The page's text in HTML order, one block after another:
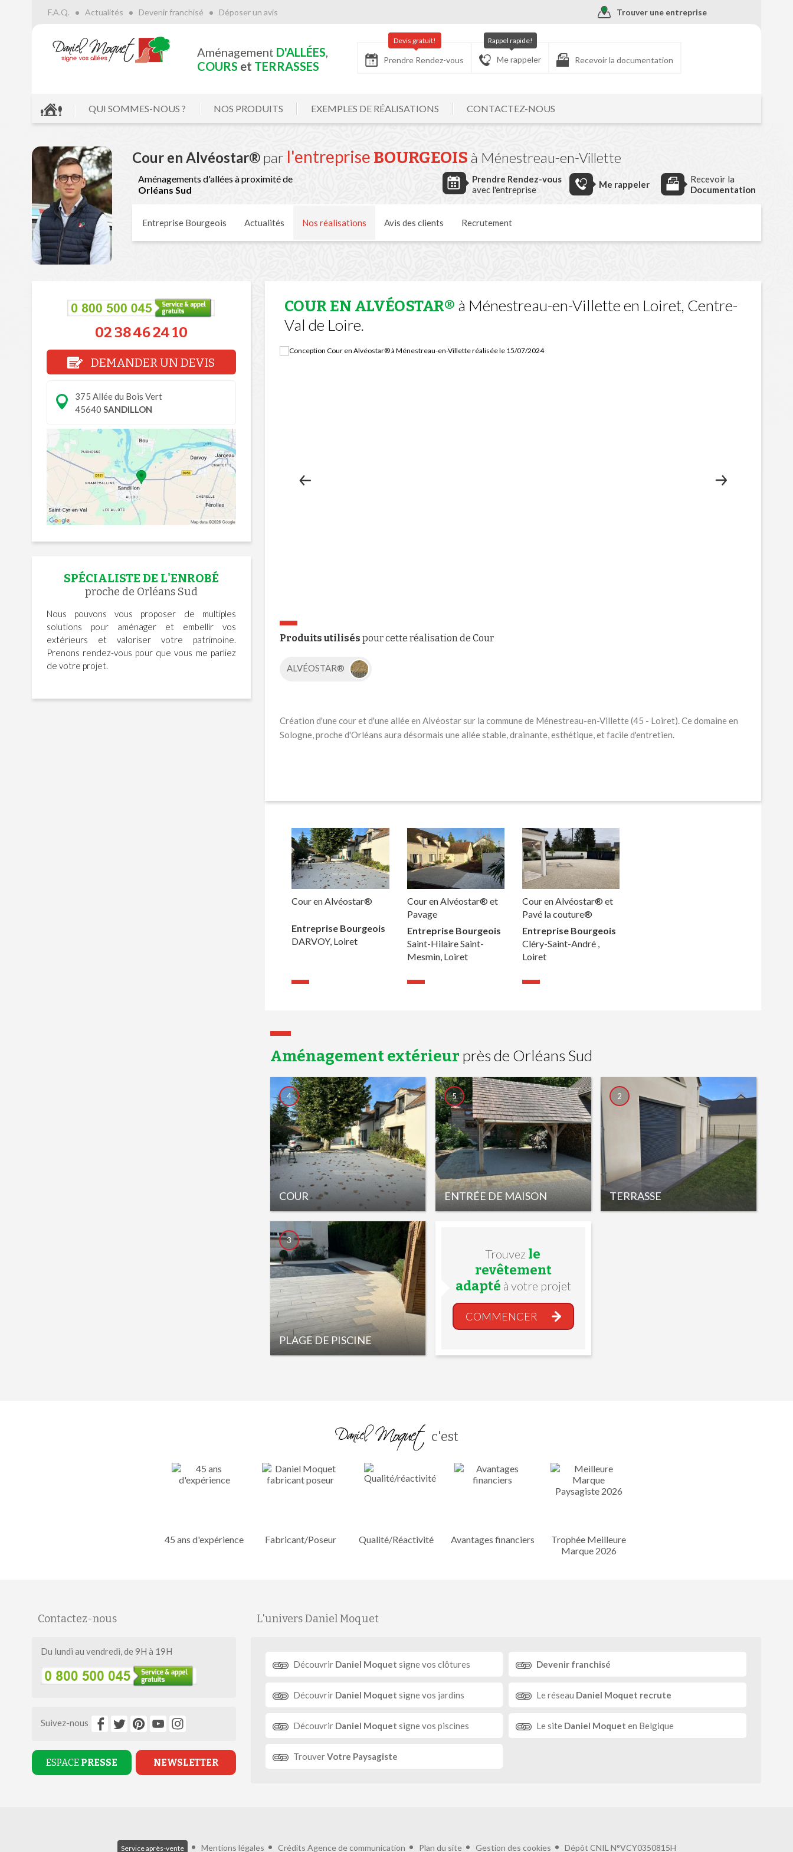
Trouver une entreprise
F.A.Q. Actualités Devenir franchisé Déposer un avis
Aménagement D'ALLÉES,
COURS et TERRASSES Prendre Rendez-vous
Devis gratuit!
Me rappeler
Rappel rapide!
Recevoir la documentation
QUI SOMMES-NOUS ? NOS PRODUITS EXEMPLES DE RÉALISATIONS CONTACTEZ-NOUS
Cour en Alvéostar®par l'entreprise BOURGEOIS à Ménestreau-en-Villette
Aménagements d'allées à proximité de
Orléans Sud
Prendre Rendez-vous
avec l'entreprise
Me rappeler
Recevoir la
Documentation
Entreprise Bourgeois Actualités Nos réalisations Avis des clients Recrutement
02 38 46 24 10
DEMANDER UN DEVIS
375 Allée du Bois Vert
45640 SANDILLON
SPÉCIALISTE DE L'ENROBÉ
proche de Orléans Sud
Nous pouvons vous proposer de multiples
solutions pour aménager et embellir vos
extérieurs et valoriser votre patrimoine.
Prenons rendez-vous pour que vous me parliez
de votre projet.
COUR EN ALVÉOSTAR® à Ménestreau-en-Villette en Loiret, Centre-
Val de Loire.
Produits utilisés pour cette réalisation de Cour
ALVÉOSTAR®
Création d'une cour et d'une allée en Alvéostar sur la commune de Ménestreau-en-Villette (45 - Loiret). Ce domaine en
Sologne, proche d'Orléans aura désormais une allée stable, drainante, esthétique, et facile d'entretien.
Cour en Alvéostar®
Entreprise Bourgeois
DARVOY, Loiret
Cour en Alvéostar® et
Pavage
Entreprise Bourgeois
Saint-Hilaire Saint-
Mesmin, Loiret
Cour en Alvéostar® et
Pavé la couture®
Entreprise Bourgeois
Cléry-Saint-André ,
Loiret
Aménagement extérieur près de Orléans Sud
COUR
4
ENTRÉE DE MAISON
5
TERRASSE
2
PLAGE DE PISCINE
3
Trouvez le
revêtement
adapté à votre projet
COMMENCER
c'est
45 ans d'expérience Fabricant/Poseur Qualité/Réactivité Avantages financiers
Trophée Meilleure
Marque 2026
Contactez-nous
Du lundi au vendredi, de 9H à 19H
Suivez-nous
ESPACE PRESSE NEWSLETTER
L'univers Daniel Moquet
Découvrir Daniel Moquet signe vos clôtures Devenir franchisé
Découvrir Daniel Moquet signe vos jardins Le réseau Daniel Moquet recrute
Découvrir Daniel Moquet signe vos piscines Le site Daniel Moquet en Belgique
TrouverVotre Paysagiste
Service après-vente Mentions légales Crédits Agence de communication Plan du site Gestion des cookies Dépôt CNIL N°VCY0350815H